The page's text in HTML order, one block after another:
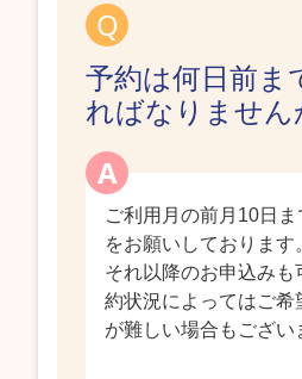
予約は何日前ま
ればなりません
ご利用月の前月10日
をお願いしております
それ以降のお申込みも
約状況によってはご希
が難しい場合もござい